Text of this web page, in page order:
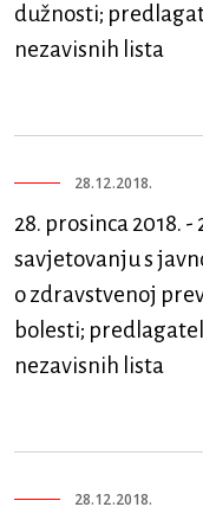
dužnosti;
nezavisnih lista
28.12.2018.
28. prosinca 2018.
savjetovanju s
o zdravstvenoj
bolesti;
nezavisnih lista
28.12.2018.